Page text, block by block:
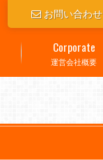
お問い合わせ
運営会社概要
Corporate